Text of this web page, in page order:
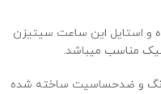
و استایل این ساعت سیتیزن
مناسب میباشد.
و ضدحساسیت ساخته شده